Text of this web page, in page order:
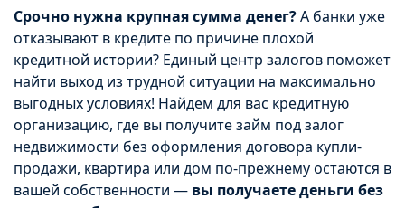
Срочно нужна крупная сумма денег?А банки уже
отказывают в кредите по причине плохой
кредитной истории? Единый центр залогов поможет
найти выход из трудной ситуации на максимально
выгодных условиях! Найдем для вас кредитную
организацию, где вы получите займ под залог
недвижимости без оформления договора купли-
продажи, квартира или дом по-прежнему остаются в
вашей собственности — вы получаете деньги без